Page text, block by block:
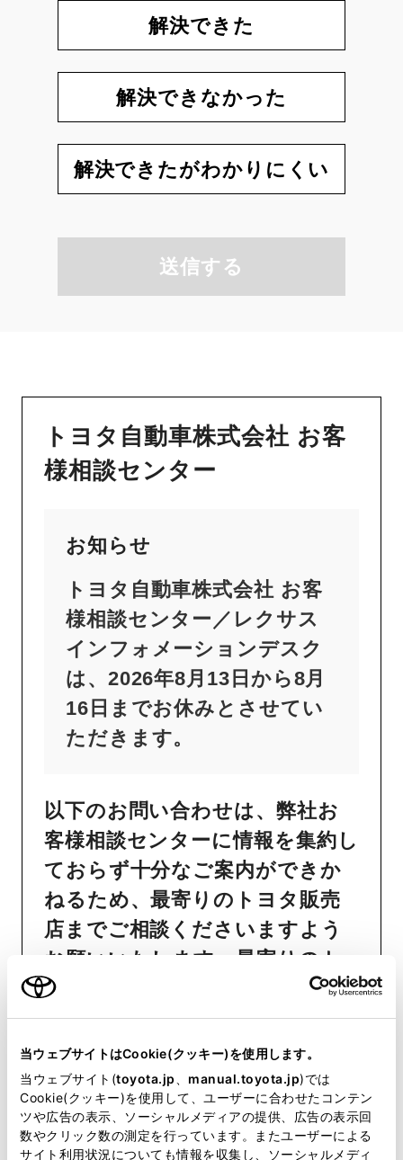
当ウェブサイトはCookie(クッキー)を使用します。
当ウェブサイト(toyota.jp manual.toyota.jp)では
Cookie(クッキー)を使用して、ユーザーに合わせたコンテン
ツや広告の表示、ソーシャルメディアの提供、広告の表示回
数やクリック数の測定を行っています。またユーザーによる
サイト利用状況についても情報を収集し、ソーシャルメディ
解決できた
解決できなかった
解決できたがわかりにくい
送信する
トヨタ自動車株式会社 お客
様相談センター
お知らせ
トヨタ自動車株式会社 お客
様相談センター／レクサス
インフォメーションデスク
は、2026年8月13日から8月
16日までお休みとさせてい
ただきます。
以下のお問い合わせは、弊社お
客様相談センターに情報を集約し
ておらず十分なご案内ができか
ねるため、最寄りのトヨタ販売
店までご相談くださいますよう
お願いいたします。最寄りのト
ヨタ販売店は
からご確認
いただけます。
おクルマの故障、点検、修理等
（販売店を窓口におクルマの状
態を診断する必要がございま
す）